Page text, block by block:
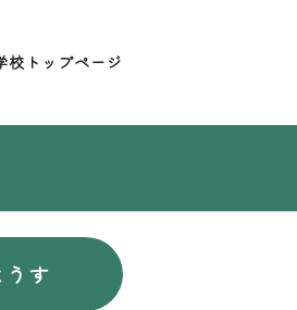
校トップページ
うす